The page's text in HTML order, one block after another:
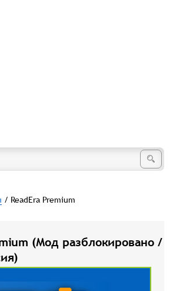
/ ReadEra Premium
(Мод разблокировано /